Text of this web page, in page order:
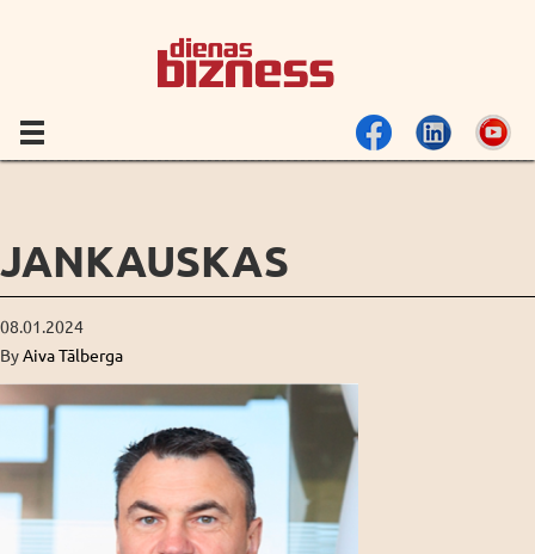
JANKAUSKAS
08.01.2024
ByAiva Tālberga